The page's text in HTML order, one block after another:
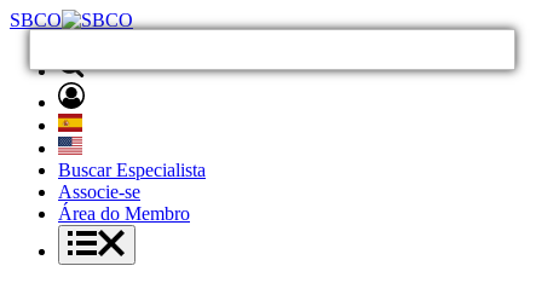
SBCO
Buscar Especialista
Associe-se
Área do Membro